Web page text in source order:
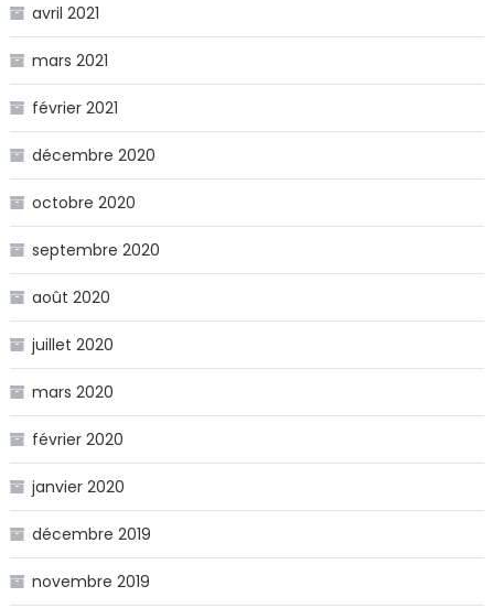
avril 2021
mars 2021
février 2021
décembre 2020
octobre 2020
septembre 2020
août 2020
juillet 2020
mars 2020
février 2020
janvier 2020
décembre 2019
novembre 2019